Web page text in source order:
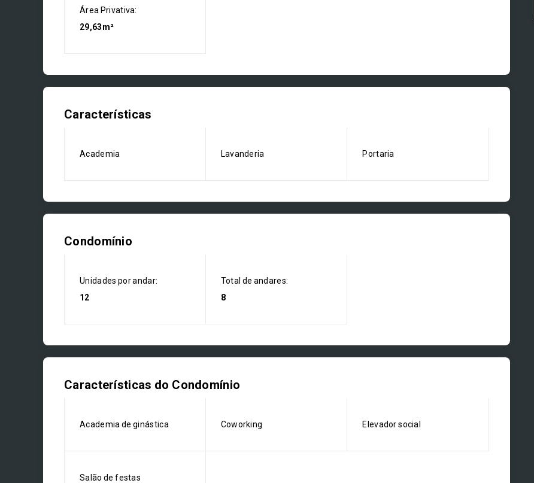
Área Privativa:
29,63m²
Características
Academia Lavanderia Portaria
Condomínio
Unidades por andar:
12
Total de andares:
8
Características do Condomínio
Academia de ginástica Coworking Elevador social
Salão de festas